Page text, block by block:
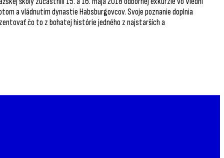
a vládnutím dynastie Habsburgovcov. Svoje poznanie doplnia
čo to z bohatej histórie jedného z najstarších a